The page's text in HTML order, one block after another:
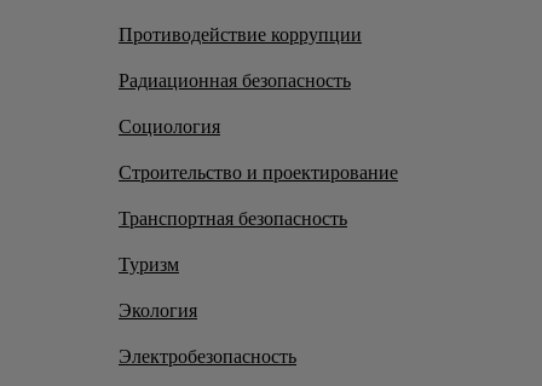
Противодействие коррупции
Радиационная безопасность
Социология
Строительство и проектирование
Транспортная безопасность
Туризм
Экология
Электробезопасность